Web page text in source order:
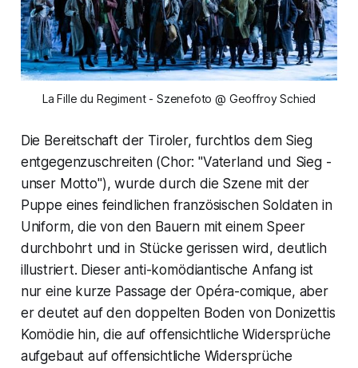
La Fille du Regiment - Szenefoto @ Geoffroy Schied
Die Bereitschaft der Tiroler, furchtlos dem Sieg
entgegenzuschreiten (Chor: "Vaterland und Sieg -
unser Motto"), wurde durch die Szene mit der
Puppe eines feindlichen französischen Soldaten in
Uniform, die von den Bauern mit einem Speer
durchbohrt und in Stücke gerissen wird, deutlich
illustriert. Dieser anti-komödiantische Anfang ist
nur eine kurze Passage der Opéra-comique, aber
er deutet auf den doppelten Boden von Donizettis
Komödie hin, die auf offensichtliche Widersprüche
aufgebaut auf offensichtliche Widersprüche